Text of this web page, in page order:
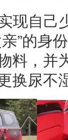
现自己
”的身
料，并
换尿不